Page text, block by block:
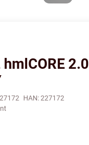
2.0
HAN:227172